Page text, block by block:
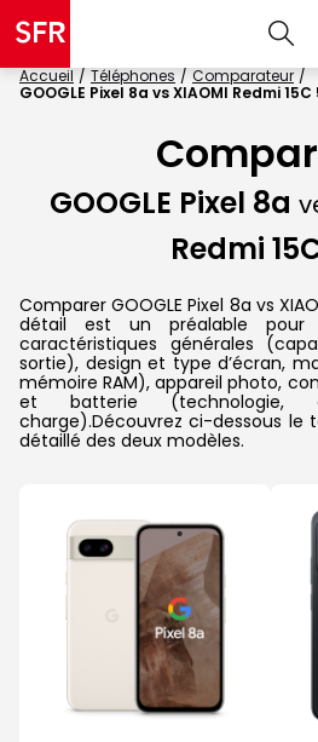
Accueil Téléphones
Comparateur
GOOGLE Pixel 8a vs XIAOMI Redmi 15C
GOOGLE Pixel 8a
Redmi
Comparer GOOGLE Pixel 8a vs
détail est un préalable pour
caractéristiques générales
sortie), design et type d’écran,
mémoire RAM), appareil photo,
et batterie (technologie,
charge).Découvrez ci-dessous le
détaillé des deux modèles.